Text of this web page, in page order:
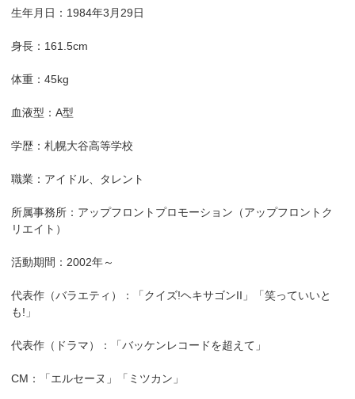
生年月日：1984年3月29日
身長：161.5cm
体重：45kg
血液型：A型
学歴：札幌大谷高等学校
職業：アイドル、タレント
所属事務所：アップフロントプロモーション（アップフロントク
リエイト）
活動期間：2002年～
代表作（バラエティ）：「クイズ!ヘキサゴンII」「笑っていいと
も!」
代表作（ドラマ）：「バッケンレコードを超えて」
CM：「エルセーヌ」「ミツカン」